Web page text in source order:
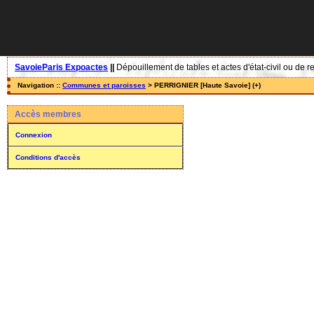
SavoieParis Expoactes Dépouillement de tables et actes d'état-civil ou de
Navigation :: Communes et paroisses > PERRIGNIER [Haute Savoie] (+)
Accès membres
Connexion
Conditions d'accès